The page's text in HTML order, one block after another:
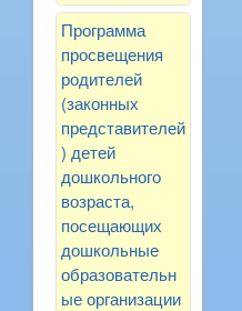
Программа
просвещения
родителей
(законных
представителей
) детей
дошкольного
возраста,
посещающих
дошкольные
образовательн
ые организации